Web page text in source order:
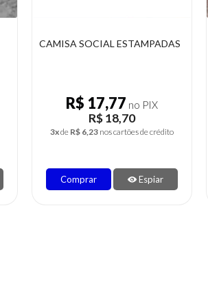
CAMISA SOCIAL ESTAMPADAS
R$ 17,77 no PIX
R$ 18,70
3xde R$ 6,23 nos cartões de crédito
Comprar Espiar